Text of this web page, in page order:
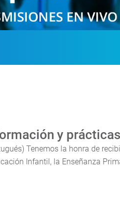
y prácticas
Tenemos la honra de
Infantil, la Enseñanza